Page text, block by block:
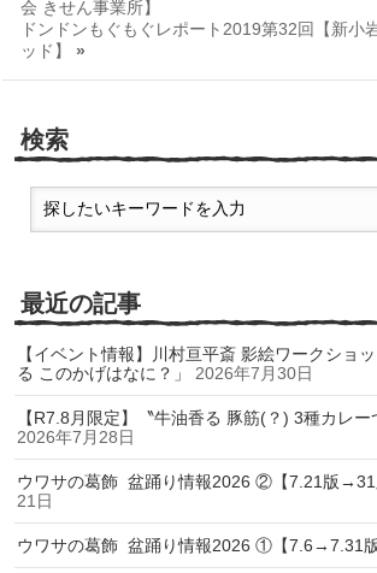
会 きせん事業所】
ドンドンもぐもぐレポート2019第32回【新小
ッド】 »
検索
最近の記事
【イベント情報】川村亘平斎 影絵ワークショ
る このかげはなに？」
2026年7月30日
【R7.8月限定】〝牛油香る 豚筋(？) 3種カレー
2026年7月28日
ウワサの葛飾 盆踊り情報2026 ②【7.21版→31
21日
ウワサの葛飾 盆踊り情報2026 ①【7.6→7.31版